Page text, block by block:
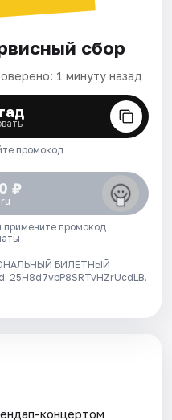
сбор
1 минуту назад
промокод
₽
примените промокод
БИЛЕТНЫЙ
концертом